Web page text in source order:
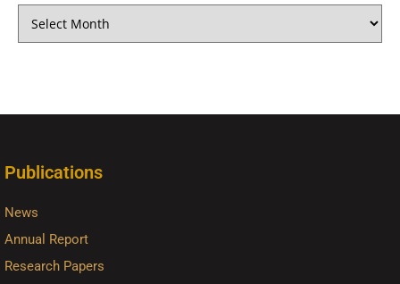
Publications
News
Annual Report
Research Papers